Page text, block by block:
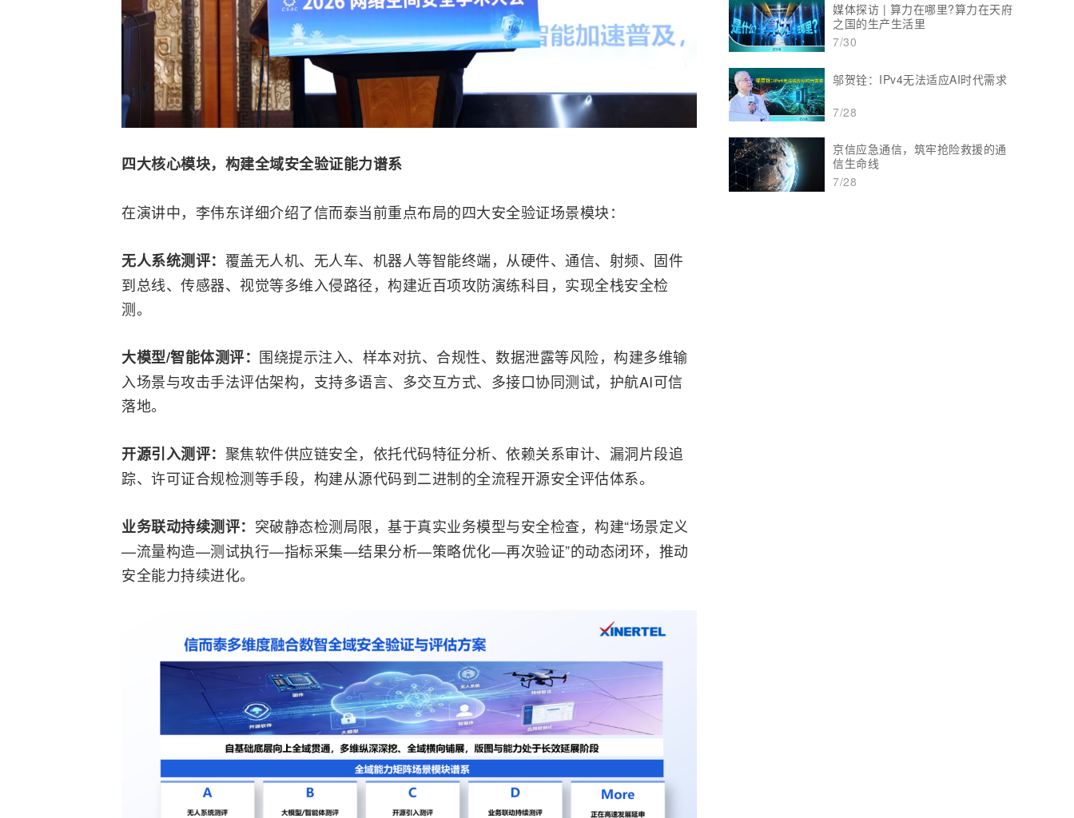
四大核心模块，构建全域安全验证能力谱系
在演讲中，李伟东详细介绍了信而泰当前重点布局的四大安全验证场景模块：
无人系统测评： 覆盖无人机、无人车、机器人等智能终端，从硬件、通信、 射频、固件
到总线、 传感器、视觉等多维入侵路径，构建近百项攻防演练科目，实现全栈安全检
测。
大模型/智能体测评： 围绕提示注入、样本对抗、合规性、数据泄露等风险，构建多维输
入场景与攻击手法评估架构，支持多语言、多交互方式、多接口协同测试，护航AI可信
落地。
开源引入测评： 聚焦软件供应链安全，依托代码特征分析、依赖关系审计、漏洞片段追
踪、许可证合规检测等手段，构建从源代码到二进制的全流程开源安全评估体系。
业务联动持续测评： 突破静态检测局限，基于真实业务模型与安全检查，构建“场景定义
—流量构造—测试执行—指标采集—结果分析—策略优化—再次验证”的动态闭环，推动
安全能力持续进化。
媒体探访 | 算力在哪里?算力在天府
之国的生产生活里
7/30
邬贺铨：IPv4无法适应AI时代需求
7/28
京信应急通信，筑牢抢险救援的通
信生命线
7/28